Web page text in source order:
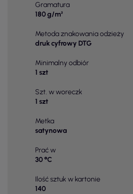
Gramatura
180 g/m²
Metoda znakowania odzieży
druk cyfrowy DTG
Minimalny odbiór
1 szt
Szt. w woreczk
1 szt
Metka
satynowa
Prać w
30 °C
Ilość sztuk w kartonie
140